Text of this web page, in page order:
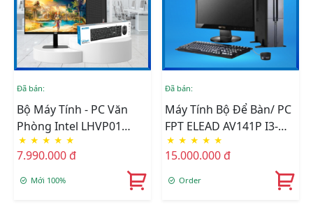
Đã bán:
Bộ Máy Tính - PC Văn
Phòng Intel LHVP01
(CPU G5905/ MB H510M/
Ram 8GB/ SSD 256GB)
Đã Bao Gồm LCD Và
★ ★ ★ ★ ★
7.990.000 đ
Mới 100%
Đã bán:
Máy Tính Bộ Để Bàn/ PC
FPT ELEAD AV141P I3-
14100 H610M2-
FPT/8G/SSD 512Gb/WIN
11/KB+M/S343+LCD FPT
★ ★ ★ ★ ★
15.000.000 đ
Order